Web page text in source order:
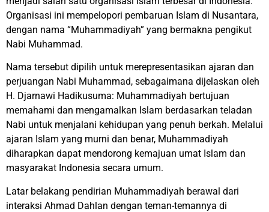
Organisasi ini mempelopori pembaruan Islam di Nusantara,
dengan nama “Muhammadiyah” yang bermakna pengikut
Nabi Muhammad.
Nama tersebut dipilih untuk merepresentasikan ajaran dan
perjuangan Nabi Muhammad, sebagaimana dijelaskan oleh
H. Djarnawi Hadikusuma: Muhammadiyah bertujuan
memahami dan mengamalkan Islam berdasarkan teladan
Nabi untuk menjalani kehidupan yang penuh berkah. Melalui
ajaran Islam yang murni dan benar, Muhammadiyah
diharapkan dapat mendorong kemajuan umat Islam dan
masyarakat Indonesia secara umum.
Latar belakang pendirian Muhammadiyah berawal dari
interaksi Ahmad Dahlan dengan teman-temannya di